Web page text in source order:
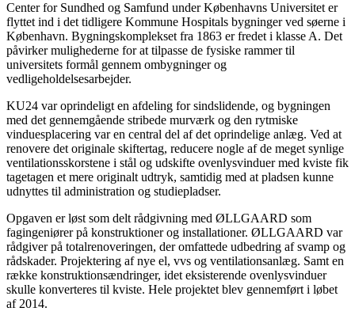
Center for Sundhed og Samfund under Københavns Universitet er
flyttet ind i det tidligere Kommune Hospitals bygninger ved søerne i
København. Bygningskomplekset fra 1863 er fredet i klasse A. Det
påvirker mulighederne for at tilpasse de fysiske rammer til
universitets formål gennem ombygninger og
vedligeholdelsesarbejder.
KU24 var oprindeligt en afdeling for sindslidende, og bygningen
med det gennemgående stribede murværk og den rytmiske
vinduesplacering var en central del af det oprindelige anlæg. Ved at
renovere det originale skiftertag, reducere nogle af de meget synlige
ventilationsskorstene i stål og udskifte ovenlysvinduer med kviste fik
tagetagen et mere originalt udtryk, samtidig med at pladsen kunne
udnyttes til administration og studiepladser.
Opgaven er løst som delt rådgivning med ØLLGAARD som
fagingeniører på konstruktioner og installationer. ØLLGAARD var
rådgiver på totalrenoveringen, der omfattede udbedring af svamp og
rådskader. Projektering af nye el, vvs og ventilationsanlæg. Samt en
række konstruktionsændringer, idet eksisterende ovenlysvinduer
skulle konverteres til kviste. Hele projektet blev gennemført i løbet
af 2014.